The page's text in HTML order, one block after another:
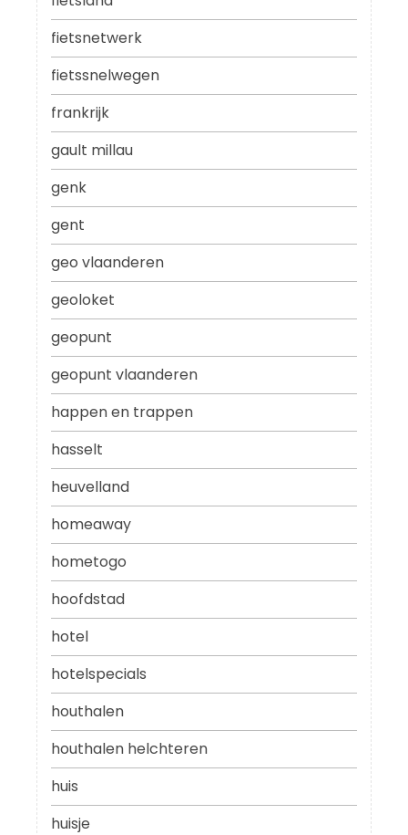
fietsnetwerk
fietssnelwegen
frankrijk
gault millau
genk
gent
geo vlaanderen
geoloket
geopunt
geopunt vlaanderen
happen en trappen
hasselt
heuvelland
homeaway
hometogo
hoofdstad
hotel
hotelspecials
houthalen
houthalen helchteren
huis
huisje